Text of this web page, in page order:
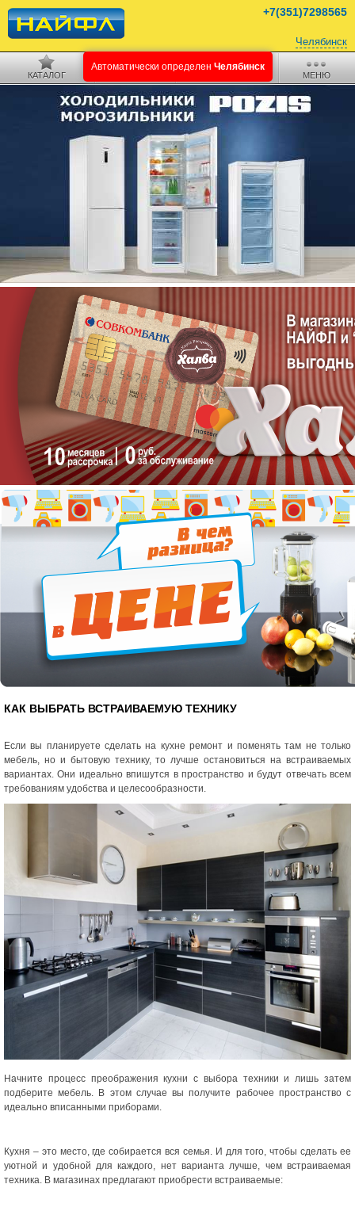
Челябинск
Автоматически определен Челябинск
+7(351)7298565
КАТАЛОГ МЕНЮ
КАК ВЫБРАТЬ ВСТРАИВАЕМУЮ ТЕХНИКУ
Если вы планируете сделать на кухне ремонт и поменять там не только
мебель, но и бытовую технику, то лучше остановиться на встраиваемых
вариантах. Они идеально впишутся в пространство и будут отвечать всем
требованиям удобства и целесообразности.
Начните процесс преображения кухни с выбора техники и лишь затем
подберите мебель. В этом случае вы получите рабочее пространство с
идеально вписанными приборами.
Кухня – это место, где собирается вся семья. И для того, чтобы сделать ее
уютной и удобной для каждого, нет варианта лучше, чем встраиваемая
техника. В магазинах предлагают приобрести встраиваемые: